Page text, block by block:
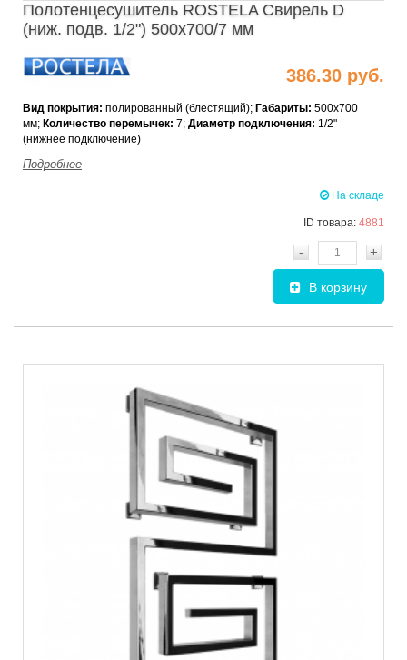
Полотенцесушитель ROSTELA Свирель D
(ниж. подв. 1/2") 500x700/7 мм
386.30 руб.
Вид покрытия: полированный (блестящий); Габариты: 500x700
мм; Количество перемычек: 7; Диаметр подключения: 1/2"
(нижнее подключение)
Подробнее
На складе
ID товара: 4881
- +
В корзину